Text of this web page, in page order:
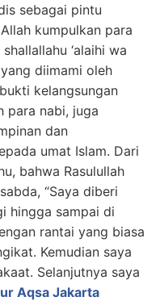
sebagai pintu
kumpulkan para
‘alaihi wa
diimami oleh
kelangsungan
para nabi, juga
dan
umat Islam. Dari
bahwa Rasulullah
“Saya diberi
hingga sampai di
rantai yang biasa
Kemudian saya
Selanjutnya saya
Aqsa Jakarta